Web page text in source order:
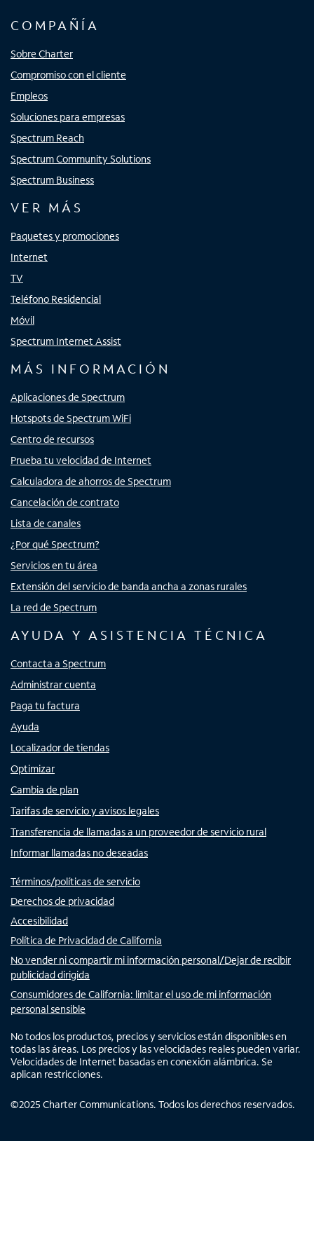
COMPAÑÍA
Sobre Charter
Compromiso con el cliente
Empleos
Soluciones para empresas
Spectrum Reach
Spectrum Community Solutions
Spectrum Business
VER MÁS
Paquetes y promociones
Internet
TV
Teléfono Residencial
Móvil
Spectrum Internet Assist
MÁS INFORMACIÓN
Aplicaciones de Spectrum
Hotspots de Spectrum WiFi
Centro de recursos
Prueba tu velocidad de Internet
Calculadora de ahorros de Spectrum
Cancelación de contrato
Lista de canales
¿Por qué Spectrum?
Servicios en tu área
Extensión del servicio de banda ancha a zonas rurales
La red de Spectrum
AYUDA Y ASISTENCIA TÉCNICA
Contacta a Spectrum
Administrar cuenta
Paga tu factura
Ayuda
Localizador de tiendas
Optimizar
Cambia de plan
Tarifas de servicio y avisos legales
Transferencia de llamadas a un proveedor de servicio rural
Informar llamadas no deseadas
Términos/políticas de servicio
Derechos de privacidad
Accesibilidad
Política de Privacidad de California
No vender ni compartir mi información personal/Dejar de recibir
publicidad dirigida
Consumidores de California: limitar el uso de mi información
personal sensible
No todos los productos, precios y servicios están disponibles en
todas las áreas. Los precios y las velocidades reales pueden variar.
Velocidades de Internet basadas en conexión alámbrica. Se
aplican restricciones.
©2025 Charter Communications. Todos los derechos reservados.